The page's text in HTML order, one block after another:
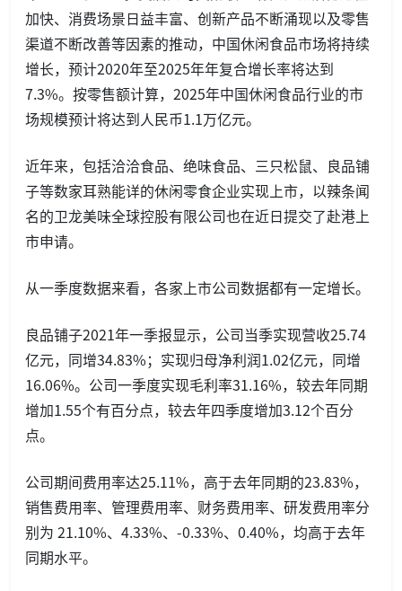
加快、消费场景日益丰富、创新产品不断涌现以及零售
渠道不断改善等因素的推动，中国休闲食品市场将持续
增长，预计2020年至2025年年复合增长率将达到
7.3%。按零售额计算，2025年中国休闲食品行业的市
场规模预计将达到人民币1.1万亿元。
近年来，包括洽洽食品、绝味食品、三只松鼠、良品铺
子等数家耳熟能详的休闲零食企业实现上市，以辣条闻
名的卫龙美味全球控股有限公司也在近日提交了赴港上
市申请。
从一季度数据来看，各家上市公司数据都有一定增长。
良品铺子2021年一季报显示，公司当季实现营收25.74
亿元，同增34.83%；实现归母净利润1.02亿元，同增
16.06%。公司一季度实现毛利率31.16%，较去年同期
增加1.55个有百分点，较去年四季度增加3.12个百分
点。
公司期间费用率达25.11%，高于去年同期的23.83%，
销售费用率、管理费用率、财务费用率、研发费用率分
别为 21.10%、4.33%、-0.33%、0.40%，均高于去年
同期水平。